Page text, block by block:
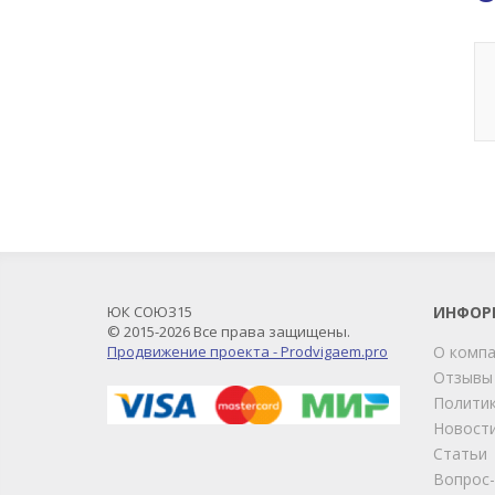
О
Отзывы
Статьи
ЮК СОЮЗ15
© 2015-2026 Все права защищены.
Продвижение проекта - Prodvigaem.pro